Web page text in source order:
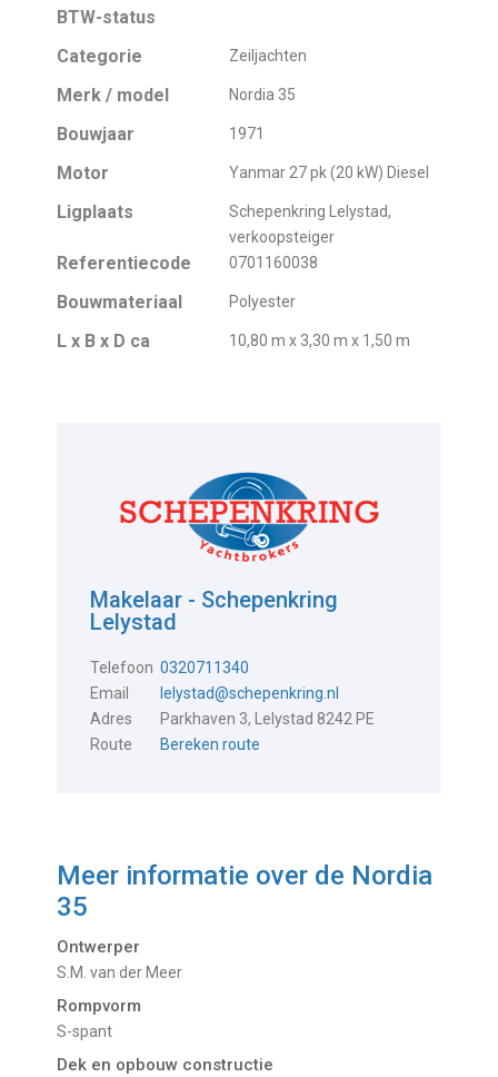
BTW-status
Categorie
Zeiljachten
Merk / model Nordia 35
Bouwjaar 1971
Motor Yanmar 27 pk (20 kW) Diesel
Ligplaats
Schepenkring Lelystad,
verkoopsteiger
Referentiecode 0701160038
Bouwmateriaal Polyester
L x B x D ca 10,80 m x 3,30 m x 1,50 m
Makelaar - Schepenkring
Lelystad
Telefoon 0320711340
Email
lelystad@schepenkring.nl
Adres
Parkhaven 3, Lelystad 8242 PE
Route
Bereken route
Meer informatie over de Nordia
35
Ontwerper
S.M. van der Meer
Rompvorm
S-spant
Dek en opbouw constructie